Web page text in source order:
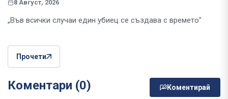
8 Август, 2026
„Във всички случаи един убиец се създава с времето"
Прочети
Коментари (0) Коментирай